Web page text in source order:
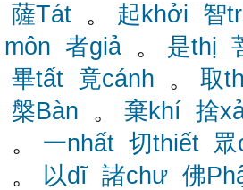
薩Tát 。 起khởi 智
môn 者giả 。 是thị
畢tất 竟cánh 。 取
槃Bàn 。 棄khí 捨
。 一nhất 切thiết
。 以dĩ 諸chư 佛